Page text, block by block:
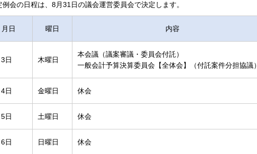
例会の日程は、8月31日の議会運営委員会で決定します。
月日 曜日 内容
日 木曜日
本会議（議案審議・委員会付託）
一般会計予算決算委員会【全体会】（付託案件分担協議）
日 金曜日 休会
日 土曜日 休会
日 日曜日 休会